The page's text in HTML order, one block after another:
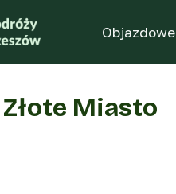
Objazdowe
Miasto